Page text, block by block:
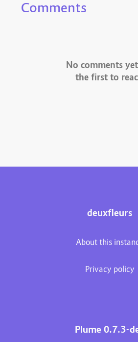
Comments
No comments
the first to
deuxfleurs
About this
Privacy policy
Plume 0.7.3-